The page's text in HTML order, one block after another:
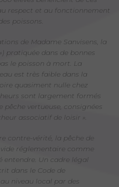
respect et au fonctionnement
poissons.
de Madame Sanvisens, la
pratiquée dans de bonnes
le poisson à mort. La
est très faible dans la
quasiment nulle chez
sont largement formés
pêche vertueuse, consignées
associatif de loisir ».
contre-vérité, la pêche de
réglementaire comme
entendre. Un cadre légal
dans le Code de
niveau local par des